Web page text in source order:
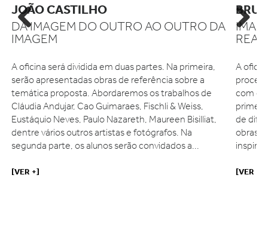
JOÃO CASTILHO
DA IMAGEM DO OUTRO AO OUTRO DA
IMAGEM
A oficina será dividida em duas partes. Na primeira,
serão apresentadas obras de referência sobre a
temática proposta. Abordaremos os trabalhos de
Cláudia Andujar, Cao Guimaraes, Fischli & Weiss,
Eustáquio Neves, Paulo Nazareth, Maureen Bisilliat,
dentre vários outros artistas e fotógrafos. Na
segunda parte, os alunos serão convidados a...
[VER +]
A
com os
de
obras
[VER +]
Previous Next